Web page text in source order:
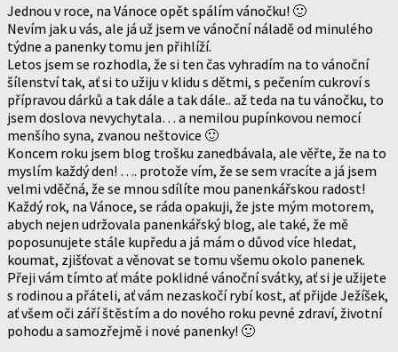
Jednou v roce, na Vánoce opět spálím vánočku! 🙂
Nevím jak u vás, ale já už jsem ve vánoční náladě od minulého
týdne a panenky tomu jen přihlíží.
Letos jsem se rozhodla, že si ten čas vyhradím na to vánoční
šílenství tak, ať si to užiju v klidu s dětmi, s pečením cukroví s
přípravou dárků a tak dále a tak dále.. až teda na tu vánočku, to
jsem doslova nevychytala… a nemilou pupínkovou nemocí
menšího syna, zvanou neštovice 🙂
Koncem roku jsem blog trošku zanedbávala, ale věřte, že na to
myslím každý den! …. protože vím, že se sem vracíte a já jsem
velmi vděčná, že se mnou sdílíte mou panenkářskou radost!
Každý rok, na Vánoce, se ráda opakuji, že jste mým motorem,
abych nejen udržovala panenkářský blog, ale také, že mě
poposunujete stále kupředu a já mám o důvod více hledat,
koumat, zjišťovat a věnovat se tomu všemu okolo panenek.
Přeji vám tímto ať máte poklidné vánoční svátky, ať si je užijete
s rodinou a přáteli, ať vám nezaskočí rybí kost, ať přijde Ježíšek,
ať všem oči září štěstím a do nového roku pevné zdraví, životní
pohodu a samozřejmě i nové panenky! 🙂